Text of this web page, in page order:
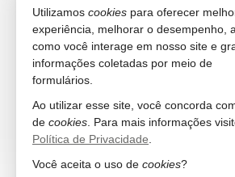
Tower
BALNEÁRIO CAMBORIÚ
Pioneiros
Apartamento no Edifício Italian
2 vagas (Privativa)
Utilizamos cookies para oferecer
experiência, melhorar o desempenho,
como você interage em nosso site e
informações coletadas por meio de
formulários.
Ao utilizar esse site, você concorda
de cookies . Para mais informações
Política de Privacidade
Você aceita o uso de cookies?